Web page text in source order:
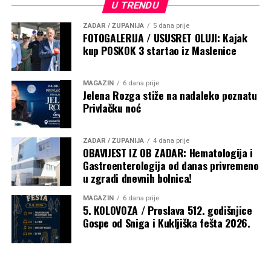
U TRENDU
ZADAR / ŽUPANIJA 5 dana prije
FOTOGALERIJA / USUSRET OLUJI: Kajak
kup POSKOK 3 startao iz Maslenice
MAGAZIN 6 dana prije
Jelena Rozga stiže na nadaleko poznatu
Privlačku noć
ZADAR / ŽUPANIJA 4 dana prije
OBAVIJEST IZ OB ZADAR: Hematologija i
Gastroenterologija od danas privremeno
u zgradi dnevnih bolnica!
MAGAZIN 6 dana prije
5. KOLOVOZA / Proslava 512. godišnjice
Gospe od Sniga i Kukljiška fešta 2026.